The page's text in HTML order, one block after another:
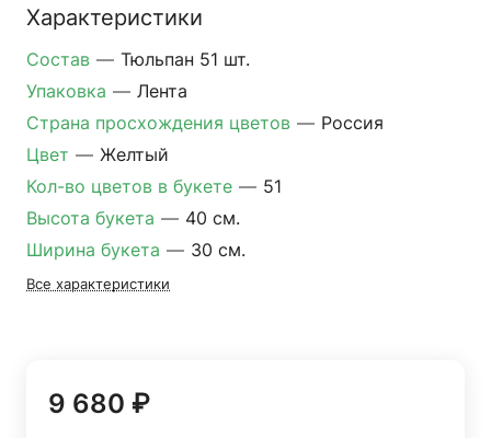
Характеристики
Состав — Тюльпан 51 шт.
Упаковка — Лента
Страна просхождения цветов — Россия
Цвет — Желтый
Кол-во цветов в букете — 51
Высота букета — 40 см.
Ширина букета — 30 см.
Все характеристики
9 680 ₽